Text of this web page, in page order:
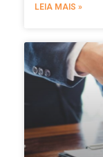
LEIA MAIS »